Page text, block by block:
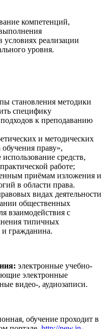
компетенций,
условиях реализации
уровня.
становления методики
специфику
к преподаванию
и методических
праву»,
средств,
работе;
приёмам изложения и
в области права.
видах деятельности
общественных
взаимодействия с
типичных
и гражданина.
электронные учебно-
электронные
видео-, аудиозаписи.
обучение проходит в